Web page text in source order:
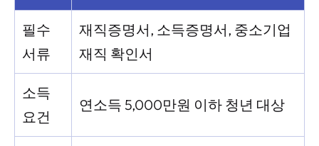
필수
서류
재직증명서, 소득증명서, 중소기업
재직 확인서
소득
요건
연소득 5,000만원 이하 청년 대상